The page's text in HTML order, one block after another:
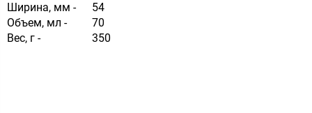
Ширина, мм -
54
Объем, мл -
70
Вес, г -
350